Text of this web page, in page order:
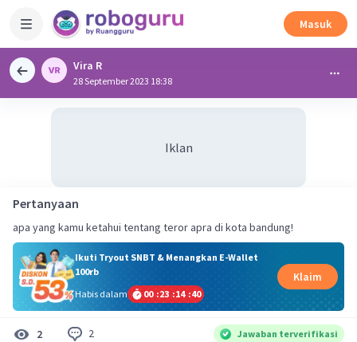
Masuk
Vira R
28 September 2023 18:38
Iklan
Pertanyaan
apa yang kamu ketahui tentang teror apra di kota bandung!
Ikuti Tryout SNBT & Menangkan E-Wallet
100rb
Habis dalam
00 :23 :14 :40
Klaim
2 2 Jawaban terverifikasi